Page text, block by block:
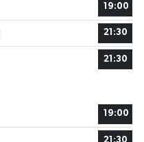
19:00
21:30
21:30
19:00
21:30